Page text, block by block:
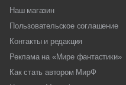
Наш магазин
Пользовательское соглашение
Контакты и редакция
Реклама на «Мире фантастики»
Как стать автором МирФ